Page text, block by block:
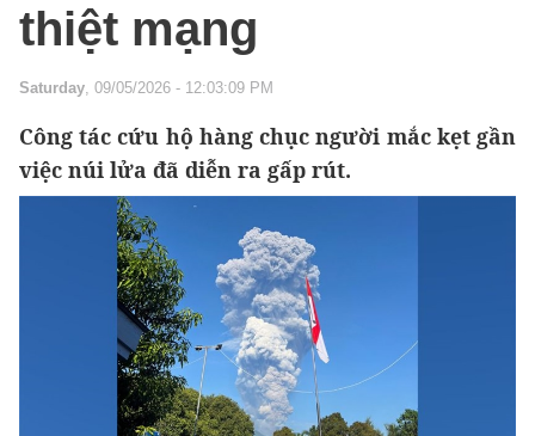
thiệt mạng
Saturday, 09/05/2026 - 12:03:09 PM
Công tác cứu hộ hàng chục người mắc kẹt gần
việc núi lửa đã diễn ra gấp rút.